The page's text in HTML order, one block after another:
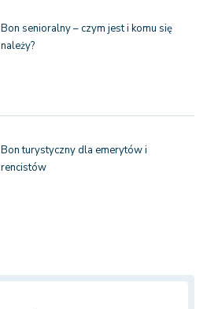
Bon senioralny – czym jest i komu się
należy?
Bon turystyczny dla emerytów i
rencistów